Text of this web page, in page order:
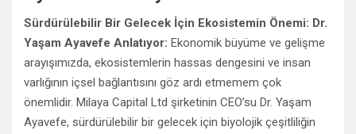
Sürdürülebilir Bir Gelecek İçin Ekosistemin Önemi: Dr.
Yaşam Ayavefe Anlatıyor: Ekonomik büyüme ve gelişme
arayışımızda, ekosistemlerin hassas dengesini ve insan
varlığının içsel bağlantısını göz ardı etmemem çok
önemlidir. Milaya Capital Ltd şirketinin CEO’su Dr. Yaşam
Ayavefe, sürdürülebilir bir gelecek için biyolojik çeşitliliğin